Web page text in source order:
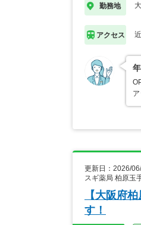
勤務地
アクセス
更新日：2026/
スギ薬局 柏原玉
【大阪府
す！